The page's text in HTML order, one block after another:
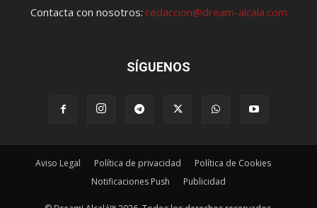
Contacta con nosotros: redaccion@dream-alcala.com
SÍGUENOS
Aviso Legal Política de privacidad
Política de Cookies
Notificaciones Push
Publicidad